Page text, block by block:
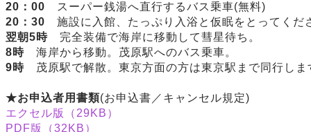
20：00
スーパー銭湯へ直行するバス乗車(無料)
20：30 施設に入館、たっぷり入浴と仮眠をとってくだ
翌朝5時 完全装備で海岸に移動して彗星待ち。
8時 海岸から移動。茂原駅へのバス乗車。
9時 茂原駅で解散。東京方面の方は東京駅まで同行しま
★お申込者用書類(お申込書／キャンセル規定)
エクセル版（29KB）
PDF版（32KB）